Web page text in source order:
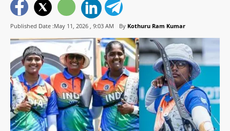
Published Date :May 11, 2026 , 9:03 AM By Kothuru Ram Kumar